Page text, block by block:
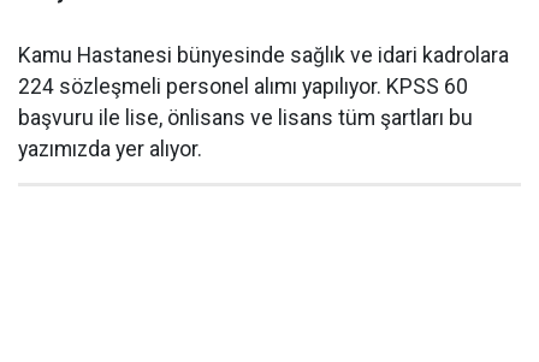
Kamu Hastanesi bünyesinde sağlık ve idari kadrolara
224 sözleşmeli personel alımı yapılıyor. KPSS 60
başvuru ile lise, önlisans ve lisans tüm şartları bu
yazımızda yer alıyor.